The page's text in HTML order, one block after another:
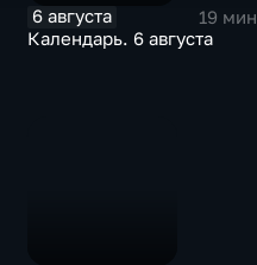
6 августа
19 мин
Календарь. 6 августа